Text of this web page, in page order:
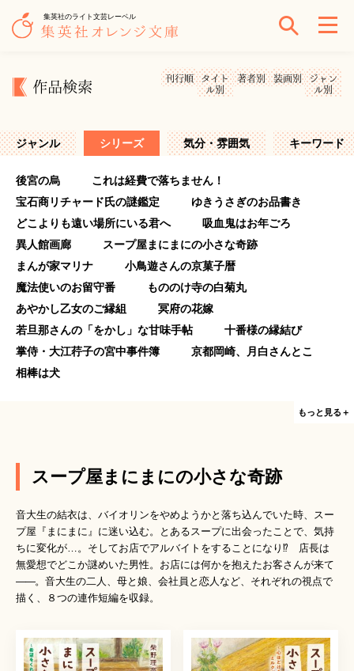
集英社のライト文芸レーベル
作品検索
刊行順
タイト
ル別
著者別 装画別
ジャン
ル別
ジャンル シリーズ 気分・雰囲気 キーワード
後宮の烏
これは経費で落ちません！
宝石商リチャード氏の謎鑑定
ゆきうさぎのお品書き
どこよりも遠い場所にいる君へ
吸血鬼はお年ごろ
異人館画廊
スープ屋まにまにの小さな奇跡
まんが家マリナ
小鳥遊さんの京菓子暦
魔法使いのお留守番
もののけ寺の白菊丸
あやかし乙女のご縁組
冥府の花嫁
若旦那さんの「をかし」な甘味手帖
十番様の縁結び
掌侍・大江荇子の宮中事件簿
京都岡崎、月白さんとこ
相棒は犬
もっと見る＋
スープ屋まにまにの小さな奇跡
音大生の結衣は、バイオリンをやめようかと落ち込んでいた時、スー
プ屋『まにまに』に迷い込む。とあるスープに出会ったことで、気持
ちに変化が…。そしてお店でアルバイトをすることになり⁉ 店長は
無愛想でどこか謎めいた男性。お店には何かを抱えたお客さんが来て
――。音大生の二人、母と娘、会社員と恋人など、それぞれの視点で
描く、８つの連作短編を収録。